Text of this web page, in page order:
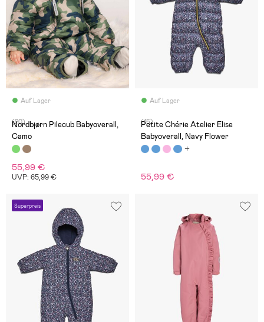
Auf Lager
(20)
Nordbjørn Pilecub Babyoverall,
Camo
55,99 €
UVP: 65,99 €
Auf Lager
(15)
Petite Chérie Atelier Elise
Babyoverall, Navy Flower
55,99 €
Superpreis